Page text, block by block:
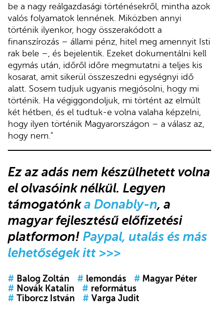
be a nagy reálgazdasági történésekről, mintha azok
valós folyamatok lennének. Miközben annyi
történik ilyenkor, hogy összerakódott a
finanszírozás – állami pénz, hitel meg amennyit Isti
rak bele –, és bejelentik. Ezeket dokumentálni kell
egymás után, időről időre megmutatni a teljes kis
kosarat, amit sikerül összeszedni egységnyi idő
alatt. Sosem tudjuk ugyanis megjósolni, hogy mi
történik. Ha végiggondoljuk, mi történt az elmúlt
két hétben, és el tudtuk-e volna valaha képzelni,
hogy ilyen történik Magyarországon – a válasz az,
hogy nem.”
Ez az adás nem készülhetett volna
el olvasóink nélkül. Legyen
támogatónka Donably-n, a
magyar fejlesztésű előfizetési
platformon! Paypal, utalás és más
lehetőségek itt >>>
# Balog Zoltán # lemondás # Magyar Péter
# Novák Katalin # református
# Tiborcz István # Varga Judit